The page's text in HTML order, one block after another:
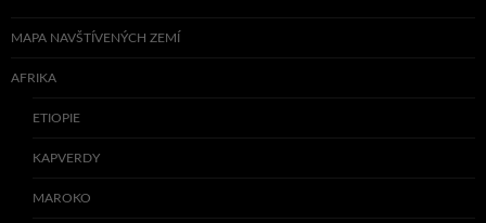
MAPA NAVŠTÍVENÝCH ZEMÍ
AFRIKA
ETIOPIE
KAPVERDY
MAROKO